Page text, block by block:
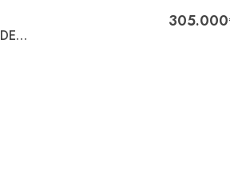
CASA ADOSADA EN VENTA EN BELFORTE DEL CHIENTI (ITALIA)